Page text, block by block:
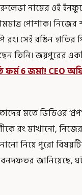
নামের ওই
পোশাক।
সেই রঙিন হাতির
তিনি। জয়পুরের
ফর্ম 6 জমা! CEO
মতে ভিডিওর
রং মাখানো,
নিয়ে পুরো
বনদফতর জানিয়েছে,